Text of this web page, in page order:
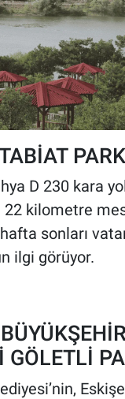
D 230 kara
kilometre
sonları
ilgi görüyor.
GÖLETLİ